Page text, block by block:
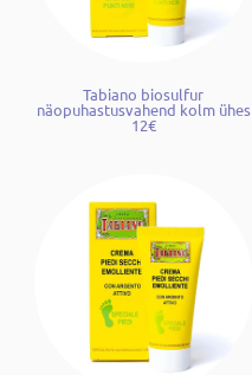
Tabiano biosulfur
näopuhastusvahend kolm ühes
12€